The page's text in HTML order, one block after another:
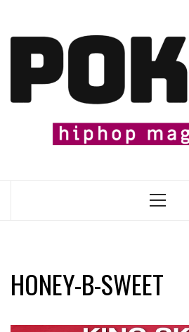
content
Primary
HONEY-B-SWEET